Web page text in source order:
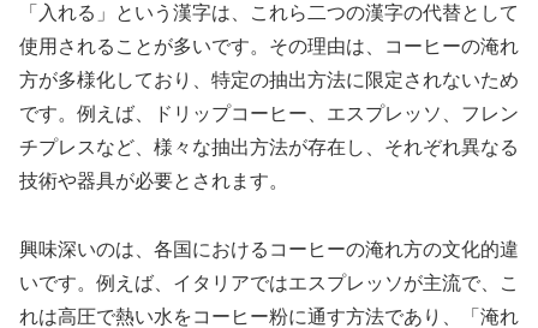
「入れる」という漢字は、これら二つの漢字の代替として
使用されることが多いです。その理由は、コーヒーの淹れ
方が多様化しており、特定の抽出方法に限定されないため
です。例えば、ドリップコーヒー、エスプレッソ、フレン
チプレスなど、様々な抽出方法が存在し、それぞれ異なる
技術や器具が必要とされます。
興味深いのは、各国におけるコーヒーの淹れ方の文化的違
いです。例えば、イタリアではエスプレッソが主流で、こ
れは高圧で熱い水をコーヒー粉に通す方法であり、「淹れ